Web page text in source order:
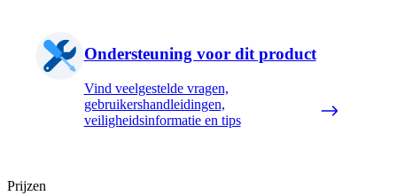
Ondersteuning voor dit product
Vind veelgestelde vragen,
gebruikershandleidingen,
veiligheidsinformatie en tips
Prijzen